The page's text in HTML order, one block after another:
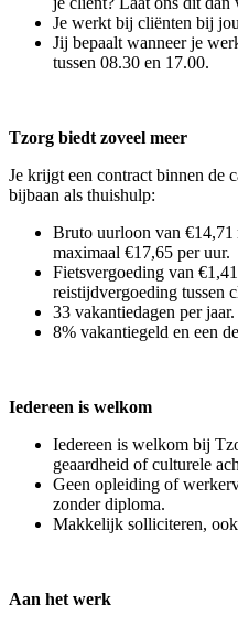
Je werkt bij cliënten bij
Jij bepaalt wanneer je
tussen 08.30 en 17.00.
Tzorg biedt zoveel meer
Je krijgt een contract binnen de
bijbaan als thuishulp:
Bruto uurloon van €14,71
maximaal €17,65 per uur.
Fietsvergoeding van
reistijdvergoeding tussen
33 vakantiedagen per jaar.
8% vakantiegeld en een
Iedereen is welkom
Iedereen is welkom bij
geaardheid of culturele
Geen opleiding of
zonder diploma.
Makkelijk solliciteren,
Aan het werk